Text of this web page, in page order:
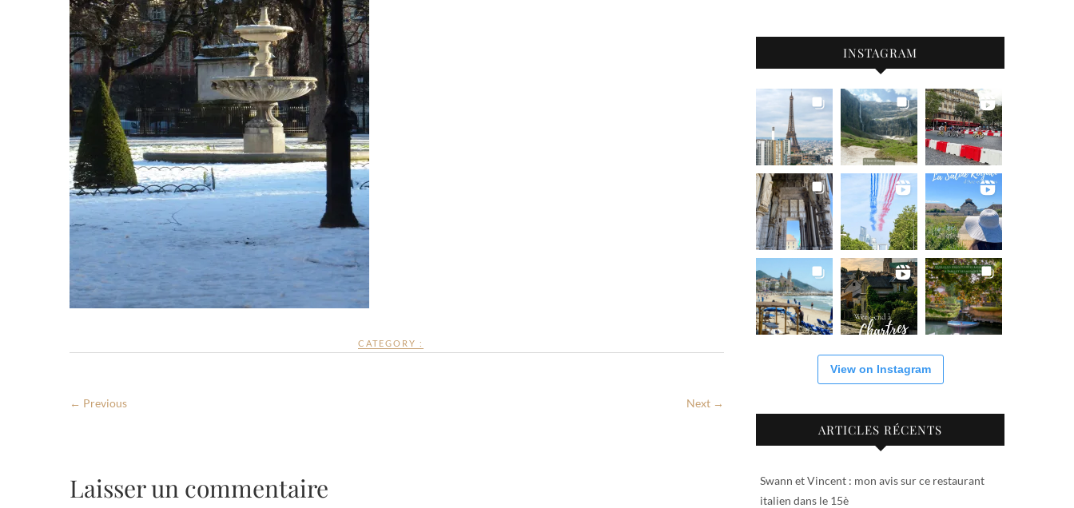
CATEGORY :
← Previous Next →
Laisser un commentaire
INSTAGRAM
View on Instagram
ARTICLES RÉCENTS
Swann et Vincent : mon avis sur ce restaurant
italien dans le 15è